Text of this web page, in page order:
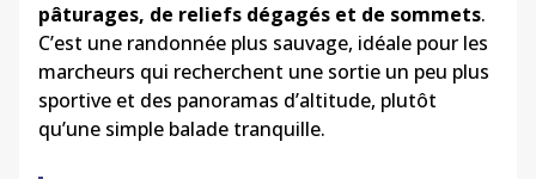
pâturages, de reliefs dégagés et de sommets.
C’est une randonnée plus sauvage, idéale pour les
marcheurs qui recherchent une sortie un peu plus
sportive et des panoramas d’altitude, plutôt
qu’une simple balade tranquille.